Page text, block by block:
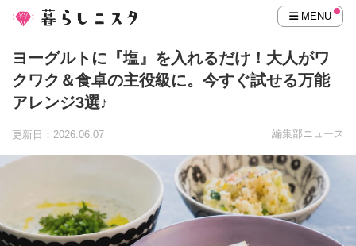
MENU
ヨーグルトに『塩』を入れるだけ！大人がワ
クワク＆食卓の主役級に。今すぐ試せる万能
アレンジ3選♪
更新日：2026.06.07 編集部ニュース